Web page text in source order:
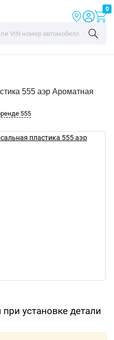
0
555 аэр Ароматная
555
установке детали